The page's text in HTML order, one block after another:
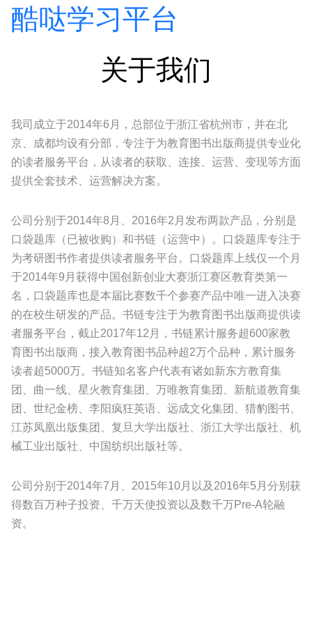
酷哒学习平台
关于我们
我司成立于2014年6月，总部位于浙江省杭州市，并在北
京、成都均设有分部，专注于为教育图书出版商提供专业化
的读者服务平台，从读者的获取、连接、运营、变现等方面
提供全套技术、运营解决方案。
公司分别于2014年8月、2016年2月发布两款产品，分别是
口袋题库（已被收购）和书链（运营中）。口袋题库专注于
为考研图书作者提供读者服务平台。口袋题库上线仅一个月
于2014年9月获得中国创新创业大赛浙江赛区教育类第一
名，口袋题库也是本届比赛数千个参赛产品中唯一进入决赛
的在校生研发的产品。书链专注于为教育图书出版商提供读
者服务平台，截止2017年12月，书链累计服务超600家教
育图书出版商，接入教育图书品种超2万个品种，累计服务
读者超5000万。书链知名客户代表有诸如新东方教育集
团、曲一线、星火教育集团、万唯教育集团、新航道教育集
团、世纪金榜、李阳疯狂英语、远成文化集团、猎豹图书、
江苏凤凰出版集团、复旦大学出版社、浙江大学出版社、机
械工业出版社、中国纺织出版社等。
公司分别于2014年7月、2015年10月以及2016年5月分别获
得数百万种子投资、千万天使投资以及数千万Pre-A轮融
资。